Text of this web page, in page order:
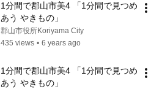
1分間で郡山市美4 「1分間で見つめ
あう やきもの」
郡山市役所Koriyama City
435 views • 6 years ago
1分間で郡山市美4 「1分間で見つめ
あう やきもの」